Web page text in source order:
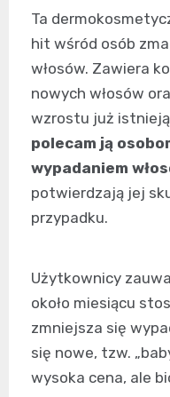
Ta
hit wśród osób
włosów. Zawiera
nowych włosów
wzrostu już
polecam ją
wypadaniem
potwierdzają jej
przypadku.
Użytkownicy
około miesiącu
zmniejsza się
się nowe, tzw.
wysoka cena, ale